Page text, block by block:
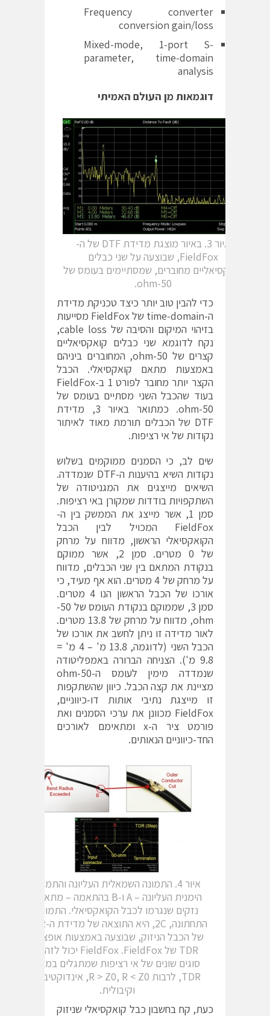
Frequency converter
conversion gain/loss
Mixed-mode, 1-port S-
parameter, time-domain
analysis
דוגמאות מן העולם האמיתי
איור 3. באיור מוצגת מדידת DTF של ה-
FieldFox, שבוצעה על שני כבלים
קואקסיאליים מחוברים, שמסתיימים בעומס של
50-ohm.
כדי להבין טוב יותר כיצד טכניקת מדידת
ה-time-domain של FieldFox מסייעות
בזיהוי המיקום והסיבה של cable loss,
נקח לדוגמא שני כבלים קואקסיאליים
קצרים של 50-ohm, המחוברים ביניהם
באמצעות מתאם קואקסיאלי. הכבל
הקצר יותר מחובר לפורט 1 ב-FieldFox
בעוד שהכבל השני מסתיים בעומס של
50-ohm. כמתואר באיור 3, מדידת
DTF של הכבלים תורמת מאוד לאיתור
נקודות של אי רציפות.
שים לב, כי הסמנים ממוקמים בשלוש
נקודות השיא בהיענות ה-DTF שנמדדה.
השיאים מייצגים את המגניטודה של
השתקפויות בודדות שמקורן באי רציפות.
סמן 1, אשר מייצג את הממשק בין ה-
FieldFox המכויל לבין הכבל
הקואקסיאלי הראשון, מדווח על מרחק
של 0 מטרים. סמן 2, אשר ממוקם
בנקודת המתאם בין שני הכבלים, מדווח
על מרחק של 4 מטרים. הוא אף מעיד, כי
אורכו של הכבל הראשון הנו 4 מטרים.
סמן 3, שממוקם בנקודת העומס של 50-
ohm, מדווח על מרחק של 13.8 מטרים.
לאור מדידה זו ניתן לחשב את אורכו של
הכבל השני (לדוגמה, 13.8 מ' – 4 מ' =
9.8 מ'). הצניחה הברורה באמפליטודה
שנמדדה מימין לעומס ה-50-ohm
מציינת את קצה הכבל. כיוון שהשתקפות
זו מייצגת נתיבי אותות דו-כיווניים,
FieldFox מכוונן את ערכי הסמנים ואת
פורמט ציר ה-x ומתאימם לאורכים
החד-כיווניים הנאותים.
איור 4. התמונה השמאלית העליונה והתמונה
הימנית העליונה – A ו-B בהתאמה – מתארת
נזקים שנגרמו לכבל הקואקסיאלי. התמונה
התחתונה, 2C, היא התוצאה של מדידת ה-TDR
של הכבל הניזוק, שבוצעה באמצעות אופציית
TDR של FieldFox .FieldFox יכול לזהות
סוגים שונים של אי רציפות שמתגלים במצב
TDR, לרבות R > Z0, R < Z0, אינדוקטיבית
וקיבולית.
כעת, קח בחשבון כבל קואקסיאלי שניזוק